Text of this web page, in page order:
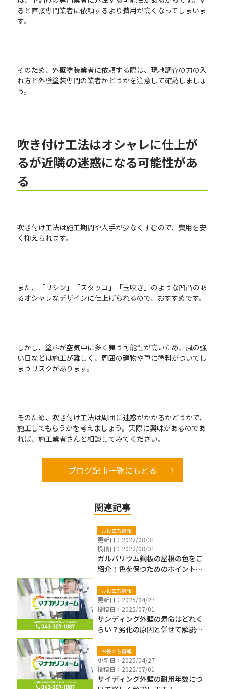
ると直接専門業者に依頼するより費用が高くなってしまいま
す。
そのため、外壁塗装業者に依頼する際は、現地調査の力の入
れ方と外壁塗装専門の業者かどうかを注意して確認しましょ
う。
吹き付け工法はオシャレに仕上が
るが近隣の迷惑になる可能性があ
る
吹き付け工法は施工期間や人手が少なくすむので、費用を安
く抑えられます。
また、「リシン」「スタッコ」「玉吹き」のような凹凸のあ
るオシャレなデザインに仕上げられるので、おすすめです。
しかし、塗料が空気中に多く舞う可能性が高いため、風の強
い日などは施工が難しく、周囲の建物や車に塗料がついてし
まうリスクがあります。
そのため、吹き付け工法は周囲に迷惑がかかるかどうかで、
施工してもらうかを考えましょう。実際に興味があるのであ
れば、施工業者さんと相談してみてください。
ブログ記事一覧にもどる
関連記事
お役立ち情報
更新日：2022/08/31
投稿日：2022/08/31
ガルバリウム鋼板の屋根の色をご
紹介！色を保つためのポイントも
お役立ち情報
更新日：2025/04/27
投稿日：2022/07/01
サンディング外壁の寿命はどれく
らい？劣化の原因と併せて解説し
お役立ち情報
更新日：2025/04/27
投稿日：2022/07/01
サイディング外壁の耐用年数につ